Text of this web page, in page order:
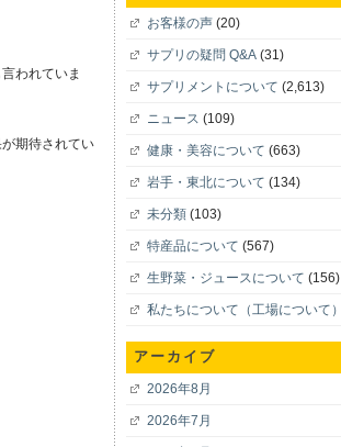
われていま
期待されてい
お客様の声 (20)
サプリの疑問 Q&A (31)
サプリメントについて (2,613)
ニュース (109)
健康・美容について (663)
岩手・東北について (134)
未分類 (103)
特産品について (567)
生野菜・ジュースについて (156)
私たちについて（工場について）
アーカイブ
2026年8月
2026年7月